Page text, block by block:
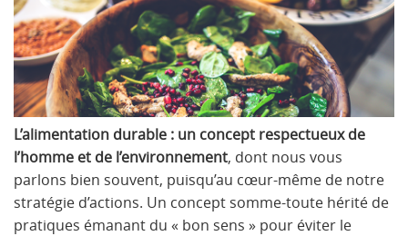
L’alimentation durable : un concept respectueux de
l’homme et de l’environnement, dont nous vous
parlons bien souvent, puisqu’au cœur-même de notre
stratégie d’actions. Un concept somme-toute hérité de
pratiques émanant du « bon sens » pour éviter le